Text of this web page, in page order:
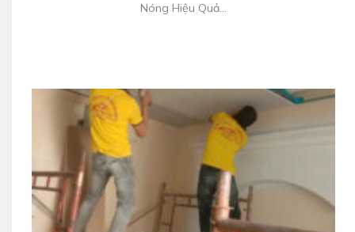
Nóng Hiệu Quả...